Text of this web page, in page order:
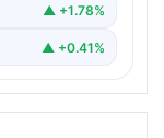
▲ +1.78%
▲ +0.41%